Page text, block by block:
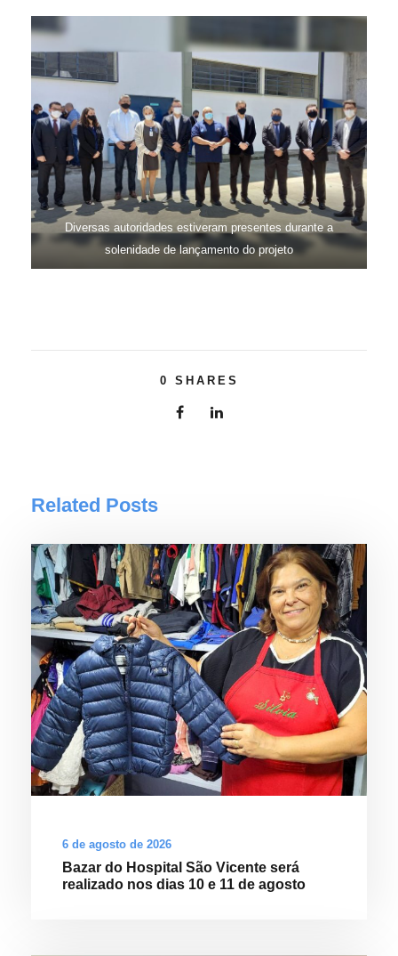
Diversas autoridades estiveram presentes durante a
solenidade de lançamento do projeto
0 SHARES
Related Posts
6 de agosto de 2026
Bazar do Hospital São Vicente será
realizado nos dias 10 e 11 de agosto